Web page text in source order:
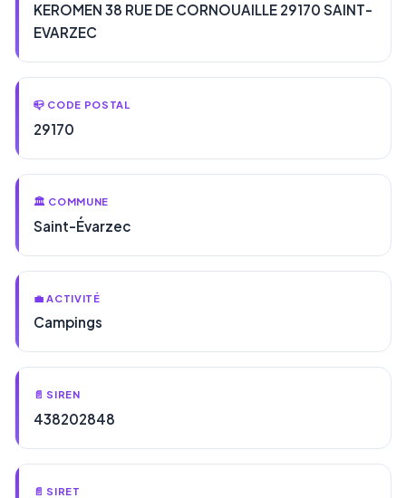
KEROMEN 38 RUE DE CORNOUAILLE 29170 SAINT-
EVARZEC
📪 CODE POSTAL
29170
🏛️ COMMUNE
Saint-Évarzec
💼 ACTIVITÉ
Campings
📄 SIREN
438202848
📄 SIRET